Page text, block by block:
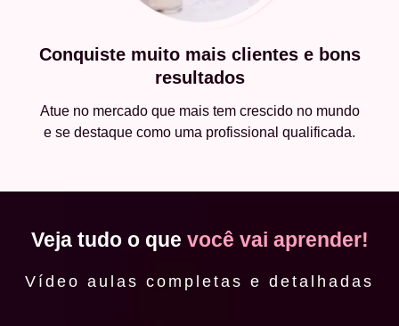
Conquiste muito mais clientes e bons
resultados
Atue no mercado que mais tem crescido no mundo
e se destaque como uma profissional qualificada.
Veja tudo o que você vai aprender!
Vídeo aulas completas e detalhadas